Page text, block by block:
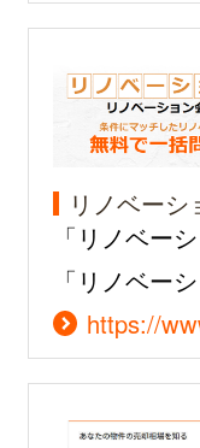
リノベーシ
「リノベー
「リノベー
https://